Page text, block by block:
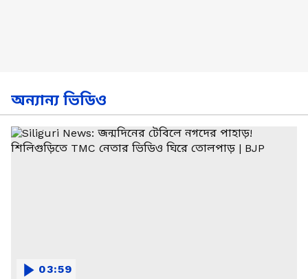
অন্যান্য ভিডিও
03:59